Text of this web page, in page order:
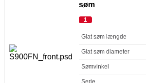
søm
1
Glat søm længde
Glat søm diameter
Sømvinkel
Serie